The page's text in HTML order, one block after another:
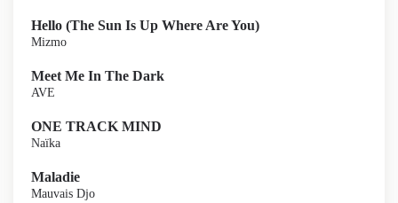
Hello (The Sun Is Up Where Are You)
Mizmo
Meet Me In The Dark
AVE
ONE TRACK MIND
Naïka
Maladie
Mauvais Djo